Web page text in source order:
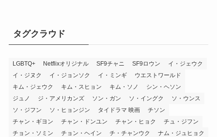
タグクラウド
LGBTQ+ Netflixオリジナル SF9チャニ SF9ロウン
イ・ジェウク
イ・ジヌク
イ・ジョンソク イ・ミンギ
ウエストワールド
キム・ジェウク
キム・スヒョン キム・ソノ
シン・ヘソン
ジュノ
ジ・アメリカンズ ソン・ガン ソ・イングク
ソ・ウンス
ソ・ジフン
ソ・ヒョンジン タイドラマ 映画
チソン
チャン・ギヨン
チャン・ドンユン チャン・ヒョク
チュ・ジフン
チョン・ソミン
チョン・ヘイン チ・チャンウク
ナム・ジュヒョク